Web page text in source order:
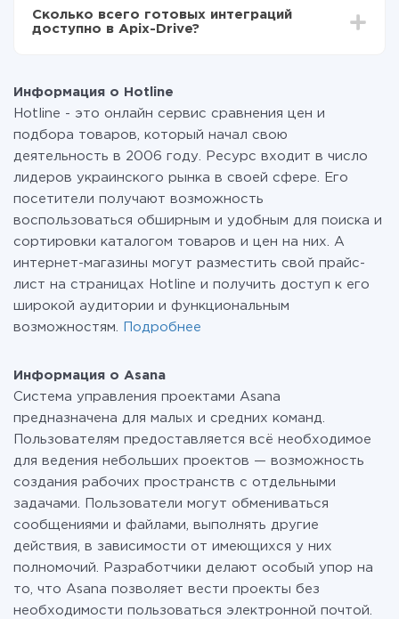
функционал. Вы оплачиваете только количество
данных, которые по факту передаются из одной
перейти на платный, при необходимости. Подробнее
отарифах
Сколько всего готовых интеграций
доступно в Apix-Drive?
Информация о Hotline
Hotline - это онлайн сервис сравнения цен и
подбора товаров, который начал свою
деятельность в 2006 году. Ресурс входит в число
лидеров украинского рынка в своей сфере. Его
посетители получают возможность
воспользоваться обширным и удобным для поиска и
сортировки каталогом товаров и цен на них. А
интернет-магазины могут разместить свой прайс-
лист на страницах Hotline и получить доступ к его
широкой аудитории и функциональным
возможностям.
Подробнее
Информация о Asana
Система управления проектами Asana
предназначена для малых и средних команд.
Пользователям предоставляется всё необходимое
для ведения небольших проектов — возможность
создания рабочих пространств с отдельными
задачами. Пользователи могут обмениваться
сообщениями и файлами, выполнять другие
действия, в зависимости от имеющихся у них
полномочий. Разработчики делают особый упор на
то, что Asana позволяет вести проекты без
необходимости пользоваться электронной почтой.